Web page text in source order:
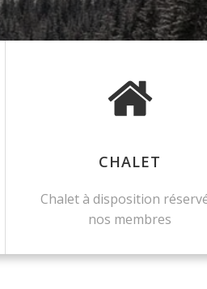
CHALET
Chalet à disposition
nos membres